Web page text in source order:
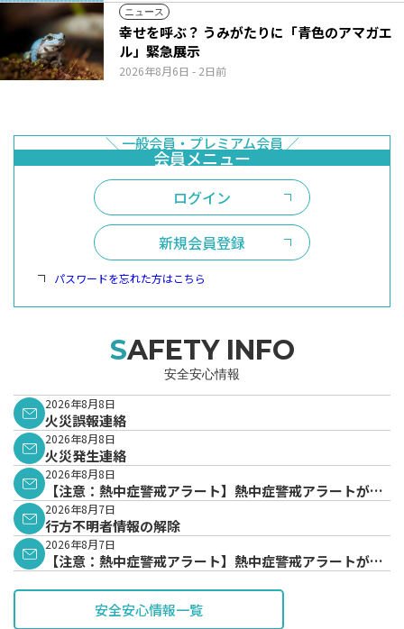
ニュース
2026年8月6日 - 2日前
幸せを呼ぶ？ うみがたりに「青色のアマガエ
ル」緊急展示
ログイン
新規会員登録
パスワードを忘れた方はこちら
SAFETY INFO
安全安心情報
2026年8月8日
火災誤報連絡
2026年8月8日
火災発生連絡
2026年8月8日
【注意：熱中症警戒アラート】熱中症警戒アラートが発
表されています。
2026年8月7日
行方不明者情報の解除
2026年8月7日
【注意：熱中症警戒アラート】熱中症警戒アラートが発
安全安心情報一覧